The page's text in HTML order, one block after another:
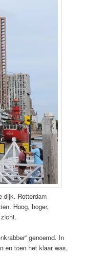
dijk. Rotterdam
Hoog, hoger,
genoemd. In
en toen het klaar was,